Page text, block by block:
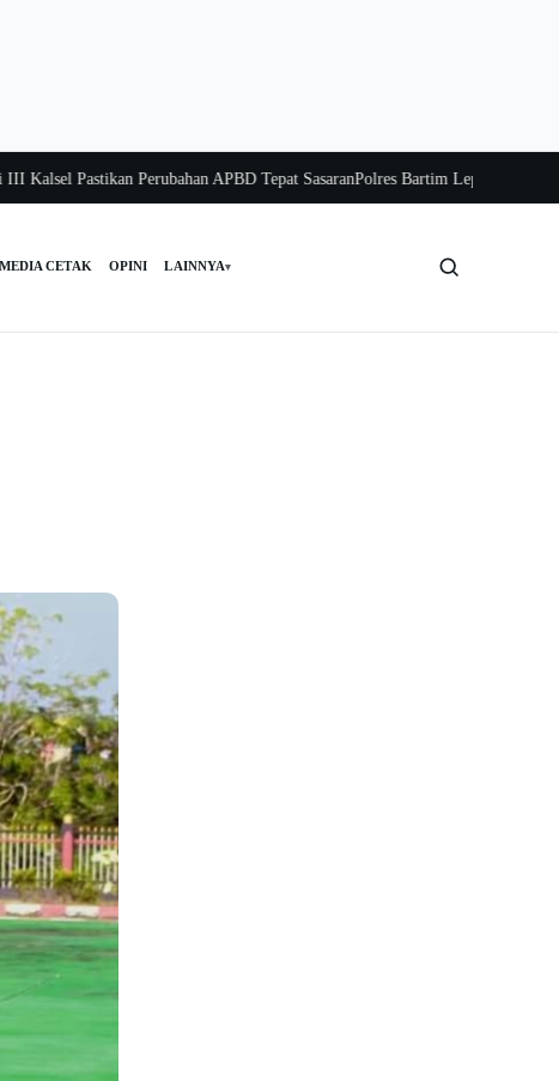
Pastikan Perubahan APBD Tepat SasaranPolres Bartim Lepas Bakti Sosial
MEDIA CETAK OPINI LAINNYA▾